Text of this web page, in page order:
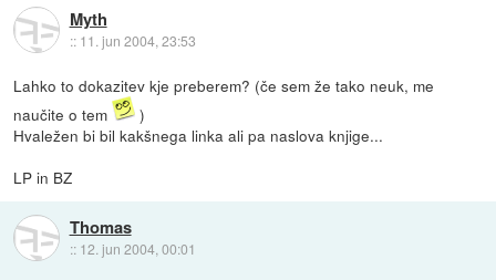
Myth
:: 11. jun 2004, 23:53
Lahko to dokazitev kje preberem? (če sem že tako neuk, me
naučite o tem
)
Hvaležen bi bil kakšnega linka ali pa naslova knjige...
LP in BZ
Thomas
:: 12. jun 2004, 00:01